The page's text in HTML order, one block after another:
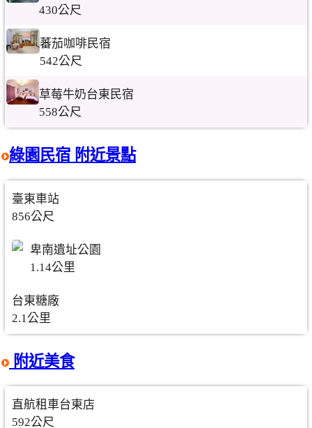
430公尺
蕃茄咖啡民宿
542公尺
草莓牛奶台東民宿
558公尺
綠園民宿 附近景點
臺東車站
856公尺
卑南遺址公園
1.14公里
台東糖廠
2.1公里
附近美食
直航租車台東店
592公尺